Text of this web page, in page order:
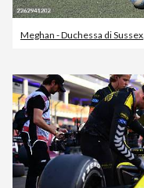
Meghan - Duchessa di Sussex